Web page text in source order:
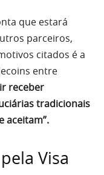
que estará
parceiros,
citados é a
entre
receber
tradicionais
aceitam”.
Visa